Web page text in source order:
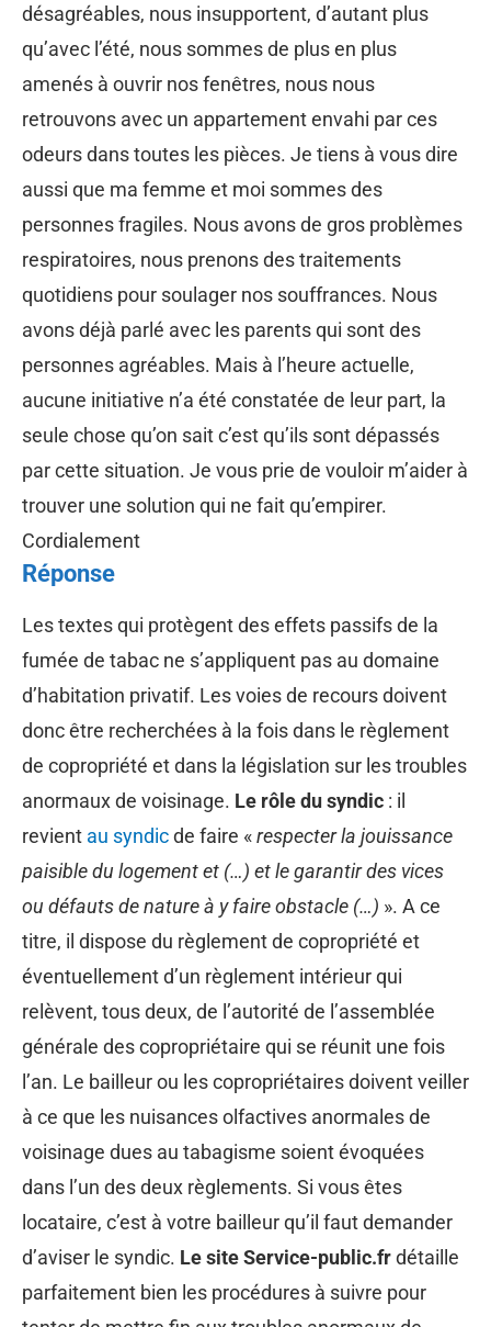
désagréables, nous insupportent, d’autant plus
qu’avec l’été, nous sommes de plus en plus
amenés à ouvrir nos fenêtres, nous nous
retrouvons avec un appartement envahi par ces
odeurs dans toutes les pièces. Je tiens à vous dire
aussi que ma femme et moi sommes des
personnes fragiles. Nous avons de gros problèmes
respiratoires, nous prenons des traitements
quotidiens pour soulager nos souffrances. Nous
avons déjà parlé avec les parents qui sont des
personnes agréables. Mais à l’heure actuelle,
aucune initiative n’a été constatée de leur part, la
seule chose qu’on sait c’est qu’ils sont dépassés
par cette situation. Je vous prie de vouloir m’aider à
trouver une solution qui ne fait qu’empirer.
Cordialement
Réponse
Les textes qui protègent des effets passifs de la
fumée de tabac ne s’appliquent pas au domaine
d’habitation privatif. Les voies de recours doivent
donc être recherchées à la fois dans le règlement
de copropriété et dans la législation sur les troubles
anormaux de voisinage. Le rôle du syndic : il
revient au syndicde faire «respecter la jouissance
paisible du logement et (…) et le garantir des vices
ou défauts de nature à y faire obstacle (…) ». A ce
titre, il dispose du règlement de copropriété et
éventuellement d’un règlement intérieur qui
relèvent, tous deux, de l’autorité de l’assemblée
générale des copropriétaire qui se réunit une fois
l’an. Le bailleur ou les copropriétaires doivent veiller
à ce que les nuisances olfactives anormales de
voisinage dues au tabagisme soient évoquées
dans l’un des deux règlements. Si vous êtes
locataire, c’est à votre bailleur qu’il faut demander
d’aviser le syndic. Le site Service-public.frdétaille
parfaitement bien les procédures à suivre pour